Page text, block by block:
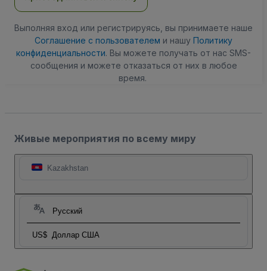
Выполняя вход или регистрируясь, вы принимаете наше
Соглашение с пользователем и нашу Политику
конфиденциальности. Вы можете получать от нас SMS-
сообщения и можете отказаться от них в любое
время.
Живые мероприятия по всему миру
Kazakhstan
Русский
US$ Доллар США